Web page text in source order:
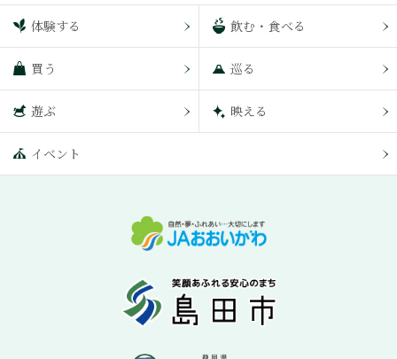
体験する 飲む・食べる
買う 巡る
遊ぶ 映える
イベント